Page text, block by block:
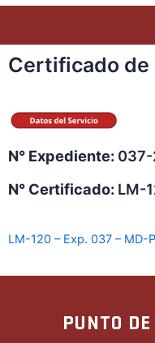
Certificado de
N° Expediente:
N° Certificado: LM-
LM-120 – Exp. 037 – MD-
PUNTO